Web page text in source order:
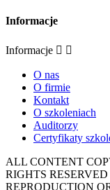
Informacje
Informacje  
O nas
O firmie
Kontakt
O szkoleniach
Auditorzy
Certyfikaty
ALL CONTENT
RIGHTS RESERVED
REPRODUCTION